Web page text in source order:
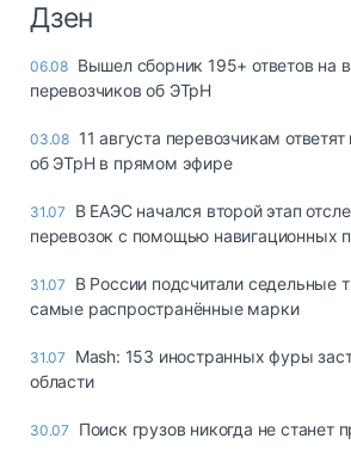
Дзен
06.08 Вышел сборник 195+ ответов на
перевозчиков об ЭТрН
03.08 11 августа перевозчикам
об ЭТрН в прямом эфире
31.07
В ЕАЭС начался второй этап
перевозок с помощью навигационных
31.07
В России подсчитали седельные
самые распространённые марки
31.07
Mash: 153 иностранных фуры
области
30.07 Поиск грузов никогда не станет